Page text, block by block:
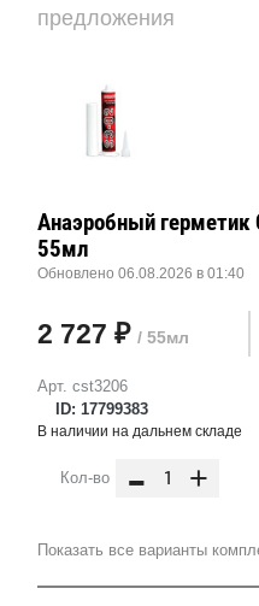
предложения
Арт. cst3206
ID: 17799383
Анаэробный герметик
55мл
Обновлено 06.08.2026 в 01:40
2 727 ₽ / 55мл
В наличии на дальнем складе
Кол-во - +
Показать все варианты